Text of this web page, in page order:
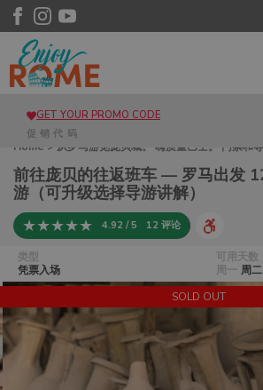
GET YOUR PROMO CODE
Home > 从罗马游览庞贝城。 嗨质量巴士。 门票和
— 罗马出发 12 小时独立一日游（可升级选择导游讲解
前往庞贝的往返班车 — 罗马出发
游（可升级选择导游讲解）
4.92 / 5 12 评论
可用天数
周一 周二
类型
凭票入场
SOLD OUT